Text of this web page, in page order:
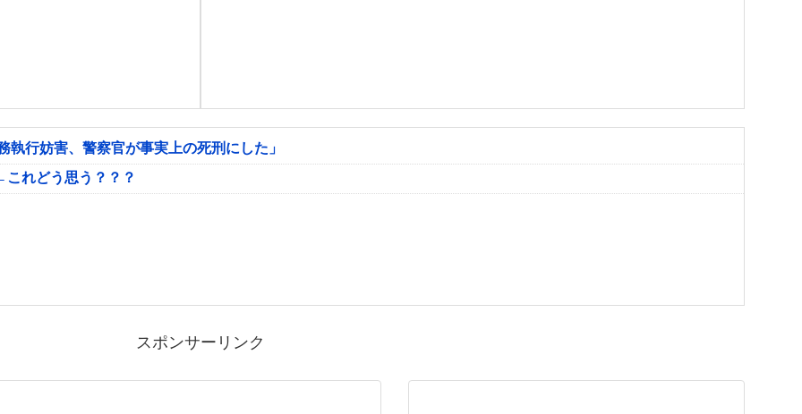
行妨害、警察官が事実上の死刑にした」
れどう思う？？？
スポンサーリンク